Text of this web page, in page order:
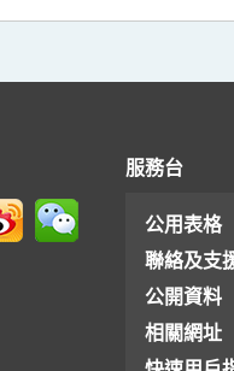
服務台
公用表格
聯絡及支
公開資料
相關網址